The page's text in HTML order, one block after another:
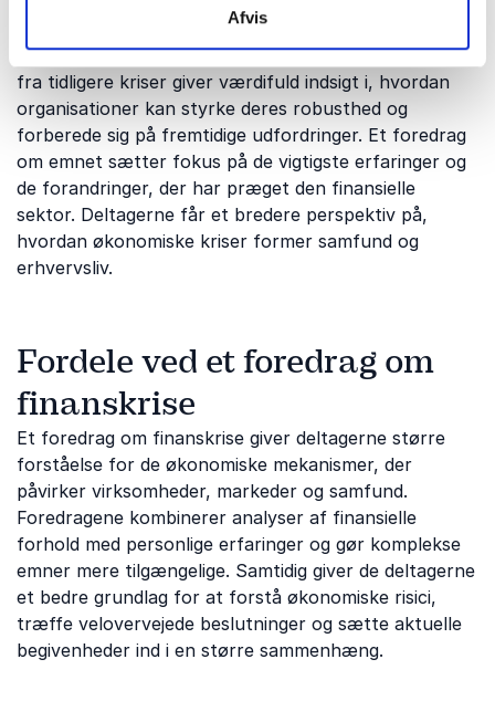
Afvis
virksomheder, banker og myndigheder arbejder med
risikostyring og økonomisk regulering. Erfaringerne
fra tidligere kriser giver værdifuld indsigt i, hvordan
organisationer kan styrke deres robusthed og
forberede sig på fremtidige udfordringer. Et foredrag
om emnet sætter fokus på de vigtigste erfaringer og
de forandringer, der har præget den finansielle
sektor. Deltagerne får et bredere perspektiv på,
hvordan økonomiske kriser former samfund og
erhvervsliv.
Fordele ved et foredrag om
finanskrise
Et foredrag om finanskrise giver deltagerne større
forståelse for de økonomiske mekanismer, der
påvirker virksomheder, markeder og samfund.
Foredragene kombinerer analyser af finansielle
forhold med personlige erfaringer og gør komplekse
emner mere tilgængelige. Samtidig giver de deltagerne
et bedre grundlag for at forstå økonomiske risici,
træffe velovervejede beslutninger og sætte aktuelle
begivenheder ind i en større sammenhæng.